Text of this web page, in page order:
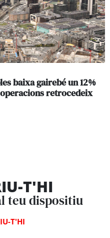
baixa gairebé un 12%
retrocedeix
T'HI
teu dispositiu
T'HI